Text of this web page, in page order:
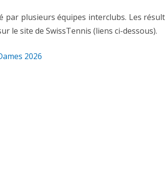
DU CLUB
par plusieurs équipes interclubs. Les
le site de SwissTennis (liens ci-dessous).
2026